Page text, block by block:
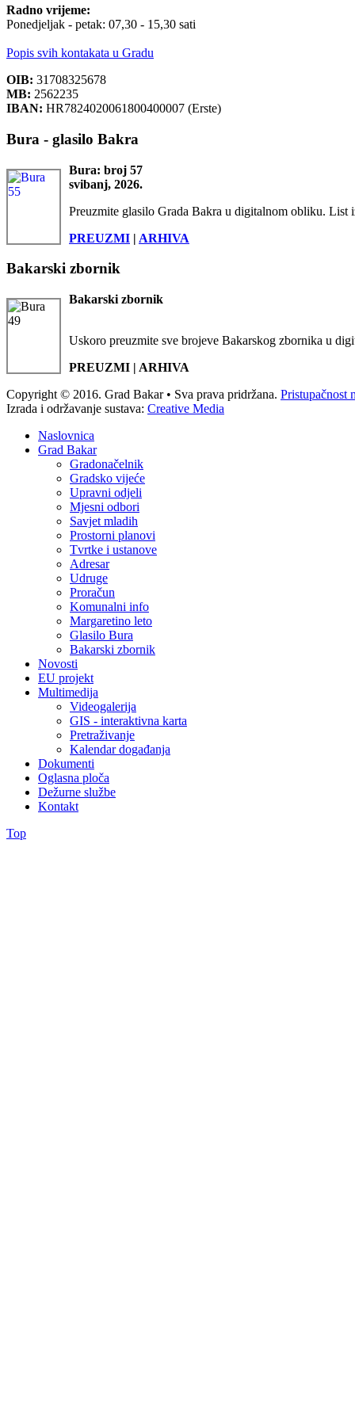
Radno vrijeme:
Ponedjeljak - petak: 07,30 - 15,30 sati
Popis svih kontakata u Gradu
OIB: 31708325678
MB: 2562235
IBAN: HR7824020061800400007 (Erste)
Bura - glasilo Bakra
Bura: broj 57
svibanj, 2026.
Preuzmite glasilo Grada Bakra u digitalnom obliku. List
PREUZMI | ARHIVA
Bakarski zbornik
Bakarski zbornik
Uskoro preuzmite sve brojeve Bakarskog zbornika u
PREUZMI | ARHIVA
Copyright © 2016. Grad Bakar • Sva prava pridržana. Pristupačnost
Izrada i održavanje sustava: Creative Media
Naslovnica
Grad Bakar
Gradonačelnik
Gradsko vijeće
Upravni odjeli
Mjesni odbori
Savjet mladih
Prostorni planovi
Tvrtke i ustanove
Adresar
Udruge
Proračun
Komunalni info
Margaretino leto
Glasilo Bura
Bakarski zbornik
Novosti
EU projekt
Multimedija
Videogalerija
GIS - interaktivna karta
Pretraživanje
Kalendar događanja
Dokumenti
Oglasna ploča
Dežurne službe
Kontakt
Top